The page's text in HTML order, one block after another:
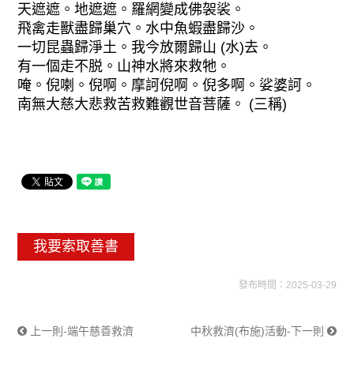
天遮遮。地遮遮。羅網變成佛袈裟。
飛禽走獸盡歸巢穴。水中魚蝦盡歸沙。
一切昆蟲歸淨土。我今放爾歸山 (水)去。
有一個走不脱。山神水將來救牠。
唵。倪喇。倪啊。摩訶倪啊。倪多啊。娑婆訶。
南無大慈大悲救苦救難觀世音菩薩。 (三稱)
我要索取善書
發布時間：2025-03-29
上一則-端午慈善救濟 中秋救濟(布施)活動-下一則